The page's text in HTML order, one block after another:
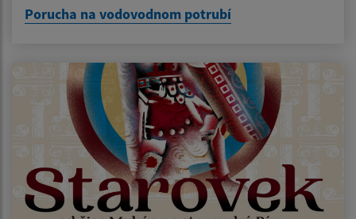
Porucha na vodovodnom potrubí